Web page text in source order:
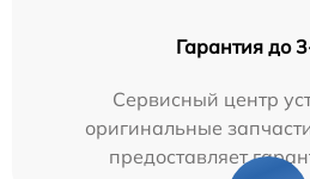
Гарантия до
Сервисный центр
оригинальные
предоставляет